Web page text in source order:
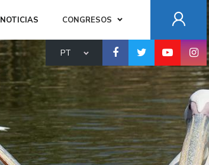
NOTICIAS CONGRESOS
PT